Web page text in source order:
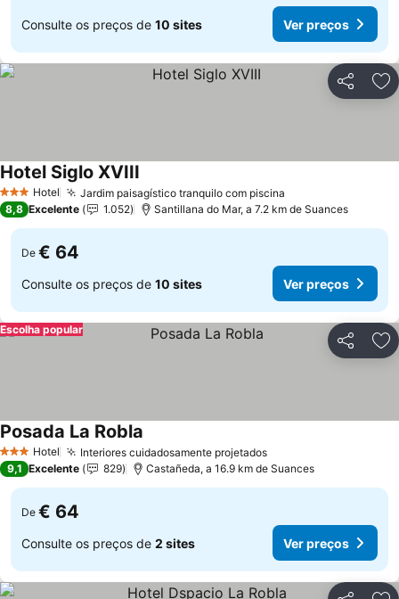
Consulte os preços de 10 sites Ver preços
Partilhar
3 EstrelasHotel Jardim paisagístico tranquilo com piscina
Hotel Siglo XVIII
8,8 Excelente 1.052 Santillana do Mar, a 7.2 km de Suances
De € 64
Consulte os preços de 10 sites Ver preços
Partilhar
Escolha popular
3 EstrelasHotel Interiores cuidadosamente projetadosVer preços
Posada La Robla
9,1 Excelente 829 Castañeda, a 16.9 km de Suances
De € 64
Consulte os preços de 2 sites Ver preços